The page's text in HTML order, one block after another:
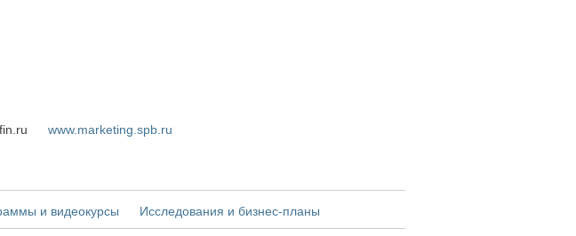
www.marketing.spb.ru
и видеокурсы Исследования и бизнес-планы